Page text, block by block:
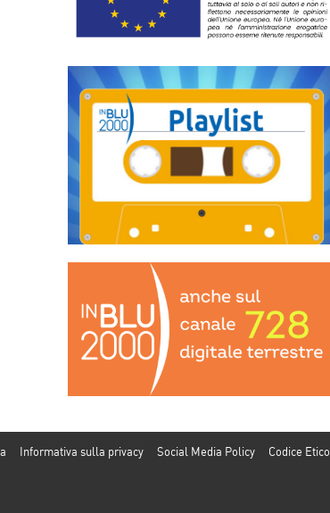
Informativa sulla privacy Social Media Policy Codice Etico